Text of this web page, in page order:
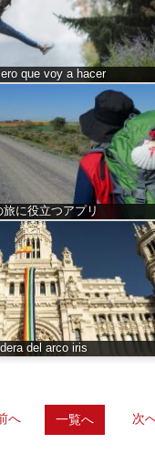
que voy a hacer
旅に役立つアプリ
del arco iris
へ 一覧へ 次